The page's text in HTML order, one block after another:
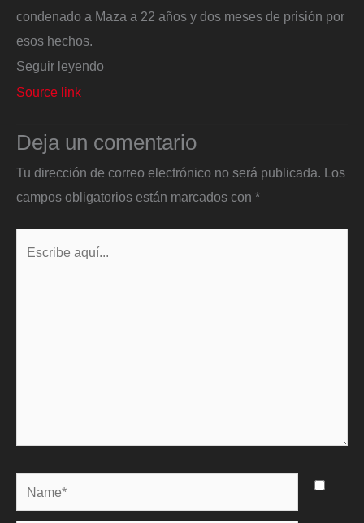
condenado a Maza a 22 años y dos meses de prisión por
esos hechos.
Seguir leyendo
Source link
Deja un comentario
Tu dirección de correo electrónico no será publicada. Los
campos obligatorios están marcados con *
Name*